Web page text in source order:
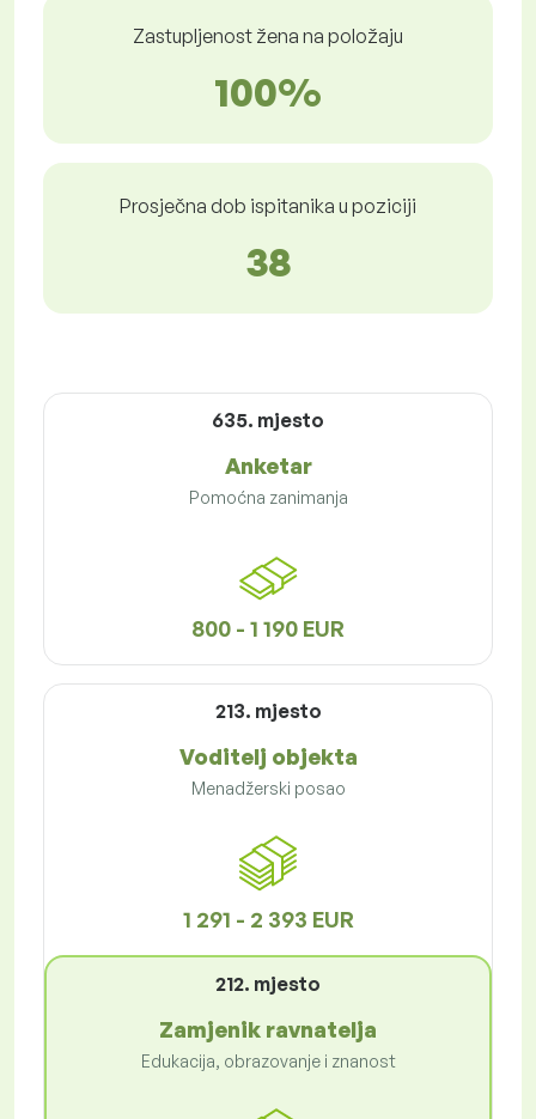
Zastupljenost žena na položaju
100%
Prosječna dob ispitanika u poziciji
38
635. mjesto
Anketar
Pomoćna zanimanja
800 - 1 190 EUR
213. mjesto
Voditelj objekta
Menadžerski posao
1 291 - 2 393 EUR
212. mjesto
Zamjenik ravnatelja
Edukacija, obrazovanje i znanost